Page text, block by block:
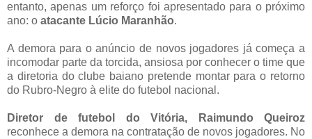
entanto, apenas um reforço foi apresentado para o próximo
ano: o atacante Lúcio Maranhão.
A demora para o anúncio de novos jogadores já começa a
incomodar parte da torcida, ansiosa por conhecer o time que
a diretoria do clube baiano pretende montar para o retorno
do Rubro-Negro à elite do futebol nacional.
Diretor de futebol do Vitória, Raimundo Queiroz
reconhece a demora na contratação de novos jogadores. No